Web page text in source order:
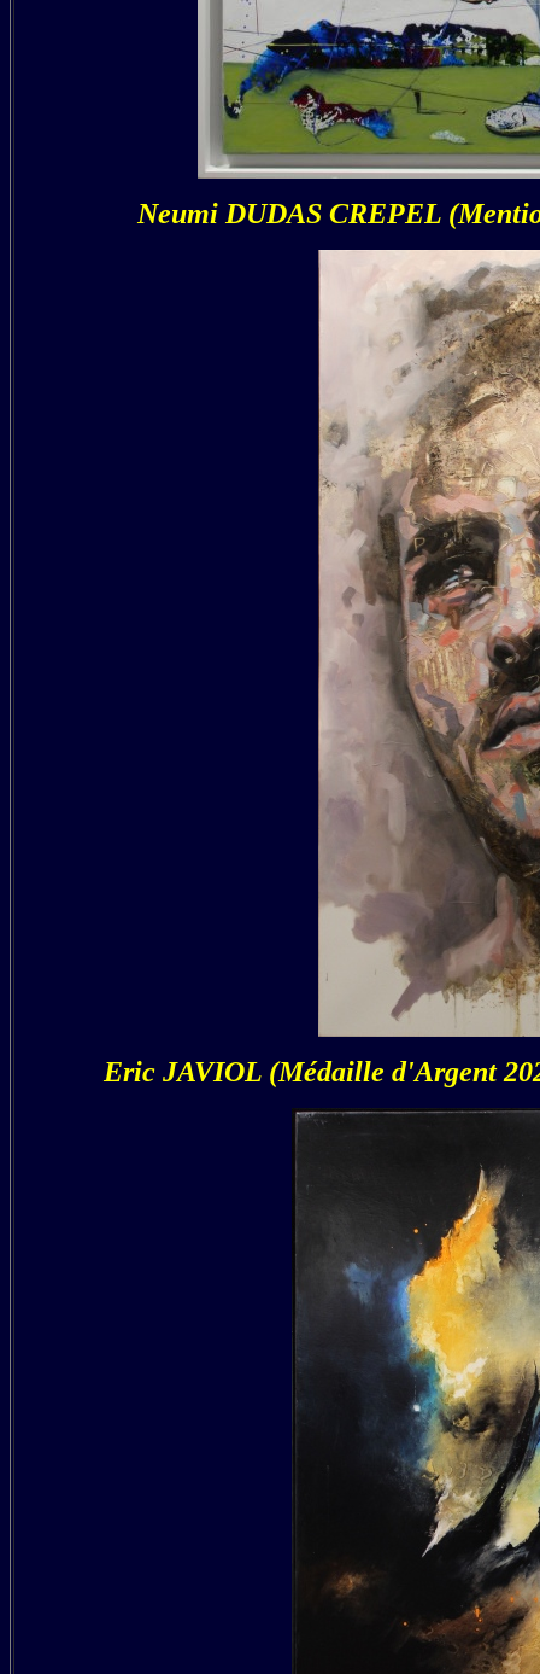
Neumi DUDAS CREPEL
Eric JAVIOL (Médaille d'Argent